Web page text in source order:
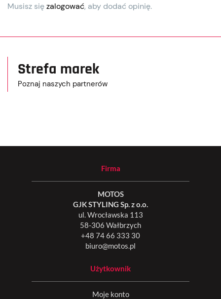
Musisz sięzalogować, aby dodać opinię.
Strefa marek
Poznaj naszych partnerów
Firma
MOTOS
GJK STYLING Sp. z o.o.
ul. Wrocławska 113
58-306 Wałbrzych
+48 74 66 333 30
biuro@motos.pl
Użytkownik
Moje konto